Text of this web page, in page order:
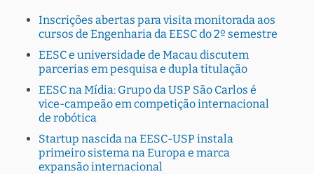
Inscrições abertas para visita monitorada aos
cursos de Engenharia da EESC do 2º semestre
EESC e universidade de Macau discutem
parcerias em pesquisa e dupla titulação
EESC na Mídia: Grupo da USP São Carlos é
vice-campeão em competição internacional
de robótica
Startup nascida na EESC-USP instala
primeiro sistema na Europa e marca
expansão internacional